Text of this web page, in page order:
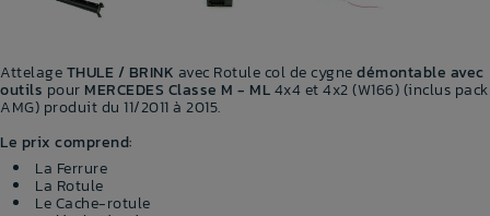
AttelageTHULE / BRINK avec Rotule col de cygnedémontable avec
outils pour MERCEDES Classe M - ML4x4 et 4x2 (W166) (inclus pack
AMG) produit du 11/2011 à 2015.
Le prix comprend:
La Ferrure
La Rotule
Le Cache-rotule